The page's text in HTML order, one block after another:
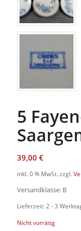
5
39,00 €
inkl. 0 % MwSt. zzgl.
Versandklasse: B
Lieferzeit: 2 - 3
Nicht vorrätig